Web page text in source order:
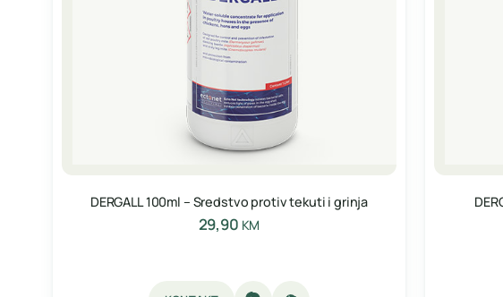
DERGALL 100ml – Sredstvo protiv tekuti i grinja
29,90 KM